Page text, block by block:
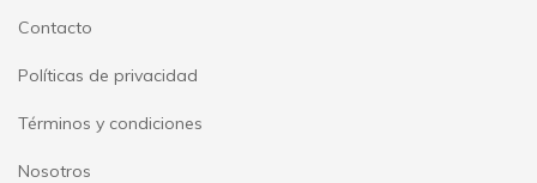
Contacto
Políticas de privacidad
Términos y condiciones
Nosotros